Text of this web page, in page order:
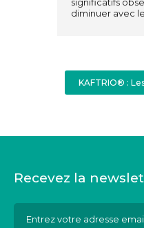
diminuer avec
KAFTRIO® :
Recevez la